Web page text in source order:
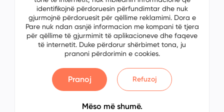
identifikojnë përdoruesin përfundimtar dhe nuk
gjurmojnë përdoruesit për qëllime reklamimi. Dora e
Pare nuk ndan asnjë informacion me kompani të tjera
për qëllime të gjurmimit të aplikacioneve dhe faqeve
të internetit. Duke përdorur shërbimet tona, ju
pranoni përdorimin e cookies.
Pranoj Refuzoj
Mëso më shumë.